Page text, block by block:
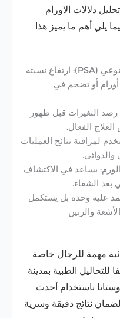
دلالات الاورام
يلي أهم ما يميز هذا
قياس مستضد البروستاتا النوعي (PSA): ارتفاع نسبته
أو تضخم في
التغيرات قبل ظهور
الفعال.
لمراقبة نتائج العمليات
والدوائي.
يساعد في الاكتشاف
بعد الشفاء.
عليه وحده بل يستكمل
والرنين
مهمة للرجال خاصة
الطبية بمدينة
باستخدام أحدث
لضمان نتائج دقيقة وسرية